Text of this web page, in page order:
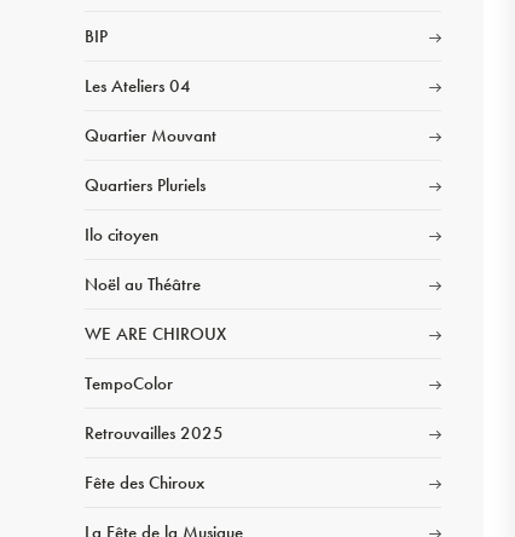
BIP
Les Ateliers 04
Quartier Mouvant
Quartiers Pluriels
Ilo citoyen
Noël au Théâtre
WE ARE CHIROUX
TempoColor
Retrouvailles 2025
Fête des Chiroux
La Fête de la Musique